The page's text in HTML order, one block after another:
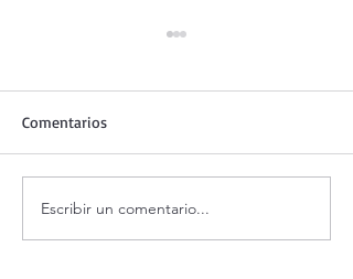
Coronilla de la Divina
Misericordia.
Comentarios
Escribir un comentario...